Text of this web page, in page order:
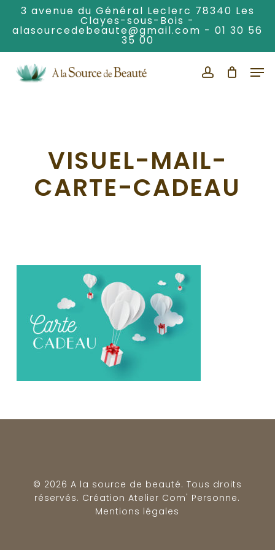
Skip
main
content
3 avenue du Général Leclerc 78340 Les
Clayes-sous-Bois -
alasourcedebeaute@gmail.com - 01 30 56
35 00
account
VISUEL-MAIL-
CARTE-CADEAU
© 2026 A la source de beauté. Tous droits
réservés. CréationAtelier Com' Personne.
Mentions légales
Menu